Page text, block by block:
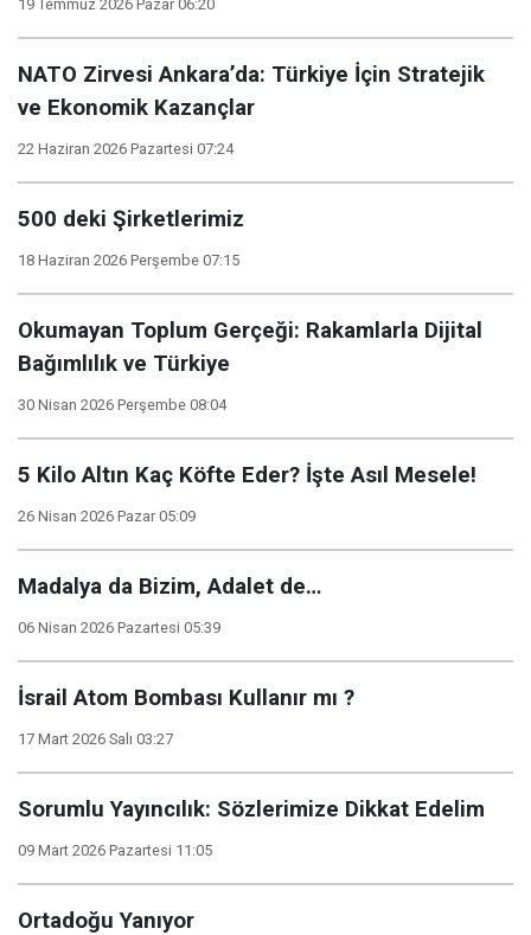
19 Temmuz 2026 Pazar 06:20
NATO Zirvesi Ankara’da: Türkiye İçin Stratejik
ve Ekonomik Kazançlar
22 Haziran 2026 Pazartesi 07:24
500 deki Şirketlerimiz
18 Haziran 2026 Perşembe 07:15
Okumayan Toplum Gerçeği: Rakamlarla Dijital
Bağımlılık ve Türkiye
30 Nisan 2026 Perşembe 08:04
5 Kilo Altın Kaç Köfte Eder? İşte Asıl Mesele!
26 Nisan 2026 Pazar 05:09
Madalya da Bizim, Adalet de…
06 Nisan 2026 Pazartesi 05:39
İsrail Atom Bombası Kullanır mı ?
17 Mart 2026 Salı 03:27
Sorumlu Yayıncılık: Sözlerimize Dikkat Edelim
09 Mart 2026 Pazartesi 11:05
Ortadoğu Yanıyor